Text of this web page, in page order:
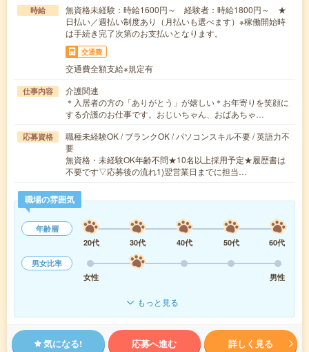
時給
無資格未経験：時給1600円～ 経験者：時給1800円～ ★
日払い／週払い制度あり（月払いも選べます）※稼働開始時
は手続き完了次第のお支払いとなります。
交通費
交通費全額支給※規定有
仕事内容
介護関連
＊入居者の方の「ありがとう」が嬉しい＊お年寄りを笑顔に
する介護のお仕事です。おじいちゃん、おばあちゃ…
応募資格
職種未経験OK / ブランクOK / パソコンスキル不要 / 英語力不
要
無資格・未経験OK年齢不問★10名以上採用予定★履歴書は
不要です▽応募後の流れ1)翌営業日までに担当…
職場の雰囲気
年齢層
20代
30代 40代 50代
60代
男女比率
女性
男性
もっと見る
気になる! 応募へ進む 詳しく見る